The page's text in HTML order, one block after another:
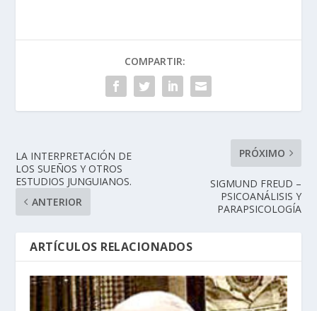
COMPARTIR:
LA INTERPRETACIÓN DE
LOS SUEÑOS Y OTROS
ESTUDIOS JUNGUIANOS.
ANTERIOR
PRÓXIMO
SIGMUND FREUD –
PSICOANÁLISIS Y
PARAPSICOLOGÍA
ARTÍCULOS RELACIONADOS